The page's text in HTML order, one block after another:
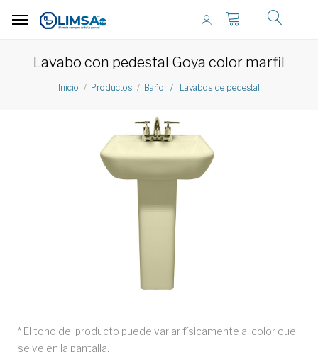
Lavabo con pedestal Goya color marfil
Inicio Productos Baño / Lavabos de pedestal
* El tono del producto puede variar físicamente al color que
se ve en la pantalla.